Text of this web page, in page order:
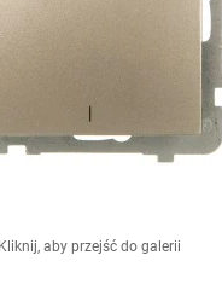
Kliknij, aby przejść do galerii